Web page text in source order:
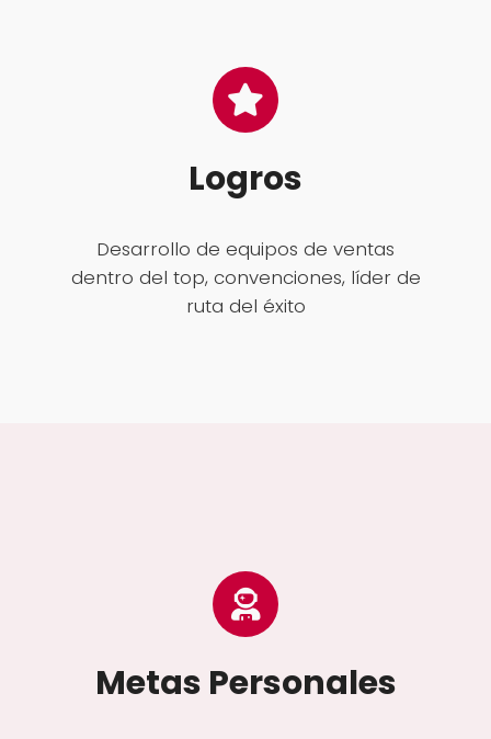
Logros
Desarrollo de equipos de ventas
dentro del top, convenciones, líder de
ruta del éxito
Metas Personales